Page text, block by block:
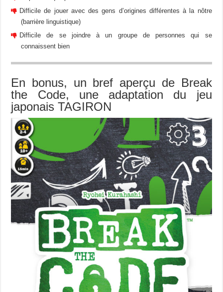
Difficile de jouer avec des gens d’origines différentes à la nôtre
(barrière linguistique)
Difficile de se joindre à un groupe de personnes qui se
connaissent bien
En bonus, un bref aperçu de Break
the Code, une adaptation du jeu
japonais TAGIRON